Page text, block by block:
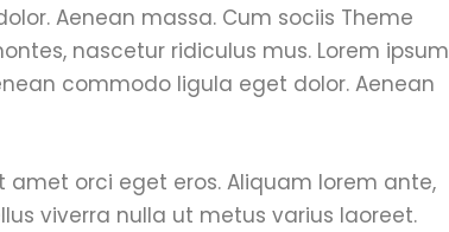
Aenean massa. Cum sociis Theme
nascetur ridiculus mus. Lorem ipsum
commodo ligula eget dolor. Aenean
amet orci eget eros. Aliquam lorem ante,
viverra nulla ut metus varius laoreet.